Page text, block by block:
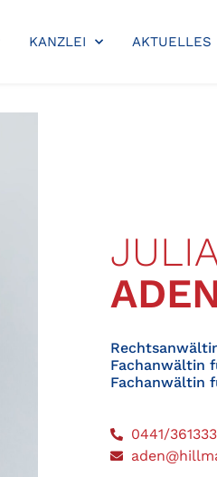
KANZLEI AKTUELLES
Fachanwältin
Fachanwältin
0441/